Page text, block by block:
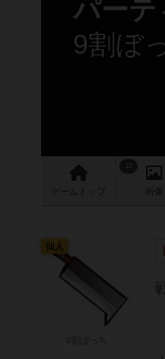
パーテ
9割ぼ
ゲーム 画像
仙人